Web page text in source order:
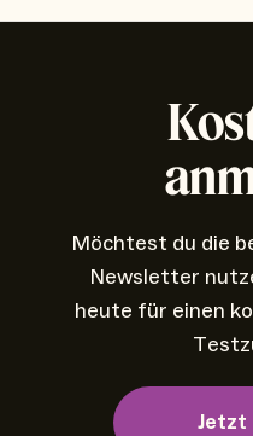
Möchtest du die
Newsletter
heute für einen
Jetzt